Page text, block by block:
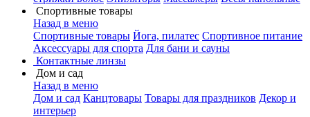
Спортивные товары
Назад в меню
Спортивные товары Йога, пилатес Спортивное питание
Аксессуары для спорта Для бани и сауны
Контактные линзы
Дом и сад
Назад в меню
Дом и сад Канцтовары Товары для праздников Декор и
интерьер